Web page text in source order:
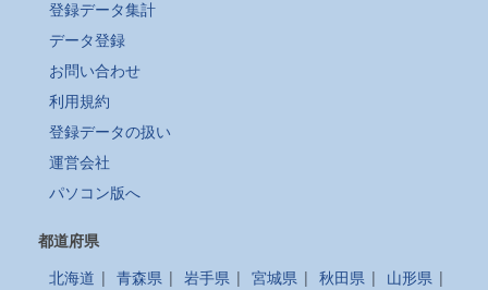
登録データ集計
データ登録
お問い合わせ
利用規約
登録データの扱い
運営会社
パソコン版へ
都道府県
北海道 | 青森県 | 岩手県 | 宮城県 | 秋田県 | 山形県 |